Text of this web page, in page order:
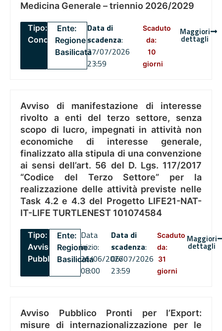
Medicina Generale – triennio 2026/2029
Tipo:
Concorsi
Ente:
Regione
Basilicata
Data di
scadenza:
27/07/2026
23:59
Scaduto
da:
10
giorni
Maggiori
dettagli
Avviso di manifestazione di interesse
rivolto a enti del terzo settore, senza
scopo di lucro, impegnati in attività non
economiche di interesse generale,
finalizzato alla stipula di una convenzione
ai sensi dell’art. 56 del D. Lgs. 117/2017
“Codice del Terzo Settore” per la
realizzazione delle attività previste nelle
Task 4.2 e 4.3 del Progetto LIFE21-NAT-
IT-LIFE TURTLENEST 101074584
Tipo:
Avviso
Pubblico
Ente:
Regione
Basilicata
Data
inizio:
26/06/2026
08:00
Data di
scadenza:
06/07/2026
23:59
Scaduto
da:
31
giorni
Maggiori
dettagli
Avviso Pubblico Pronti per l’Export:
misure di internazionalizzazione per le